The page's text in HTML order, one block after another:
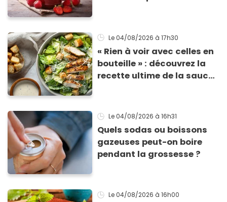
morceaux de verre
Le 04/08/2026 à 17h30
« Rien à voir avec celles en
bouteille » : découvrez la
recette ultime de la sauce
Le 04/08/2026 à 16h31
Quels sodas ou boissons
gazeuses peut-on boire
pendant la grossesse ?
Le 04/08/2026 à 16h00